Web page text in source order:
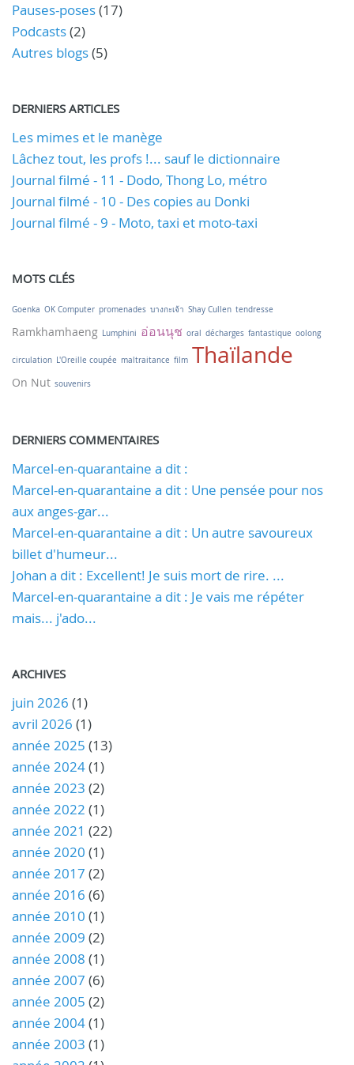
Pauses-poses(17)
Podcasts(2)
Autres blogs(5)
DERNIERS ARTICLES
Les mimes et le manège
Lâchez tout, les profs !... sauf le dictionnaire
Journal filmé - 11 - Dodo, Thong Lo, métro
Journal filmé - 10 - Des copies au Donki
Journal filmé - 9 - Moto, taxi et moto-taxi
MOTS CLÉS
Goenka OK Computer promenades บางกะเจ้า Shay Cullen tendresse
Ramkhamhaeng Lumphini อ่อนนุช oral décharges fantastique oolong
circulation L'Oreille coupée maltraitance film Thaïlande
On Nut souvenirs
DERNIERS COMMENTAIRES
Marcel-en-quarantaine a dit :
Marcel-en-quarantaine a dit : Une pensée pour nos
aux anges-gar...
Marcel-en-quarantaine a dit : Un autre savoureux
billet d'humeur...
Johan a dit : Excellent! Je suis mort de rire. ...
Marcel-en-quarantaine a dit : Je vais me répéter
mais... j'ado...
ARCHIVES
juin 2026 (1)
avril 2026 (1)
année 2025 (13)
année 2024(1)
année 2023 (2)
année 2022 (1)
année 2021 (22)
année 2020 (1)
année 2017 (2)
année 2016 (6)
année 2010 (1)
année 2009 (2)
année 2008 (1)
année 2007 (6)
année 2005 (2)
année 2004(1)
année 2003 (1)